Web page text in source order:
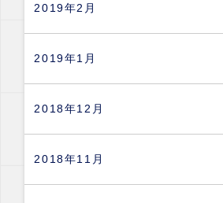
2019年2月
2019年1月
2018年12月
2018年11月